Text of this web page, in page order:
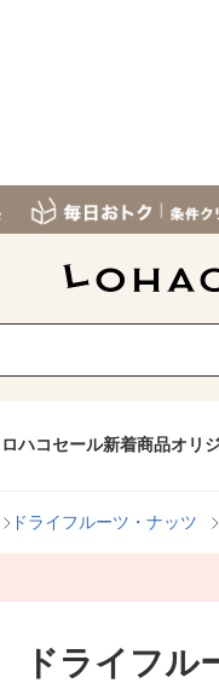
ロハコセール新着商品オリ
ドライフルーツ・ナッツ
ドライフ